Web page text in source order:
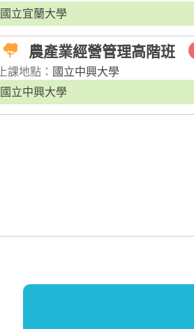
國立宜蘭大學
農產業經營管理高階班
上課地點： 國立中興大學
國立中興大學